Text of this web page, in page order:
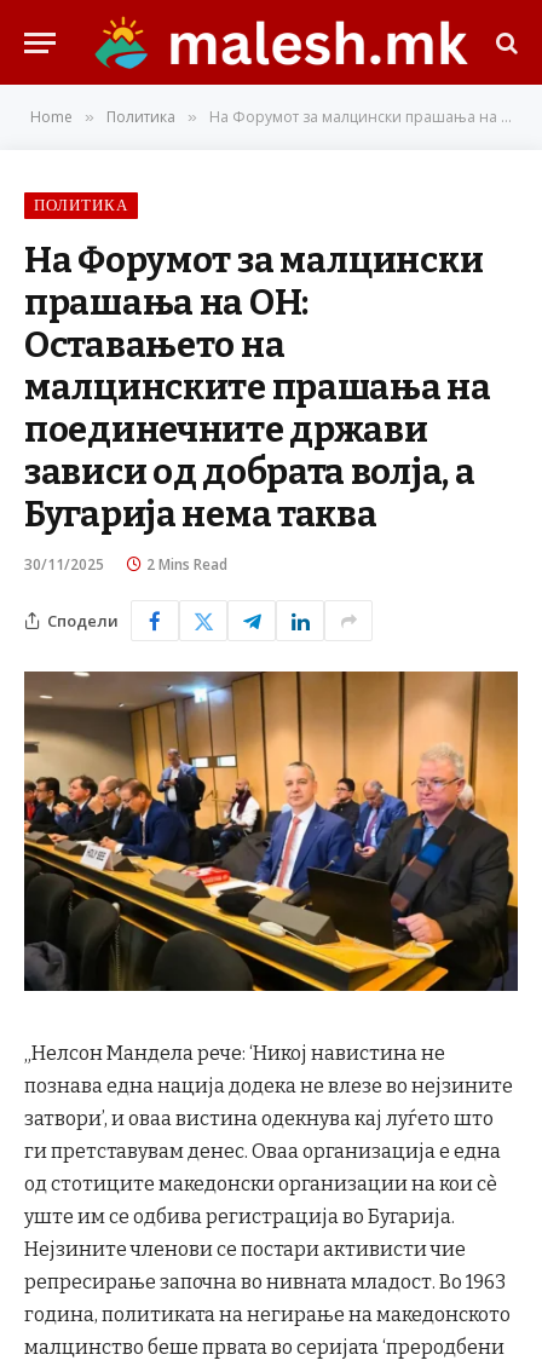
Home » Политика » На Форумот за малцински прашања на ОН: Оставањето на малцинските прашања на поединечните држави зависи од добрата волја, а Бугарија нема таква
ПОЛИТИКА
На Форумот за малцински
прашања на ОН:
Оставањето на
малцинските прашања на
поединечните држави
зависи од добрата волја, а
Бугарија нема таква
30/11/2025 2 Mins Read
Сподели
„Нелсон Мандела рече: ‘Никој навистина не
познава една нација додека не влезе во нејзините
затвори’, и оваа вистина одекнува кај луѓето што
ги претставувам денес. Оваа организација е една
од стотиците македонски организации на кои сè
уште им се одбива регистрација во Бугарија.
Нејзините членови се постари активисти чие
репресирање започна во нивната младост. Во 1963
година, политиката на негирање на македонското
малцинство беше првата во серијата ‘преродбени